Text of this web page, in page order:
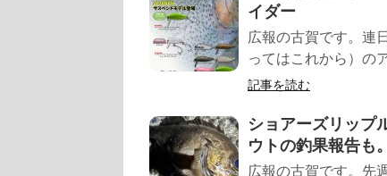
イダー
広報の古賀です。連
ってはこれから）の
記事を読む
ショアーズリップ
ウトの釣果報告も。
広報の古賀です。先